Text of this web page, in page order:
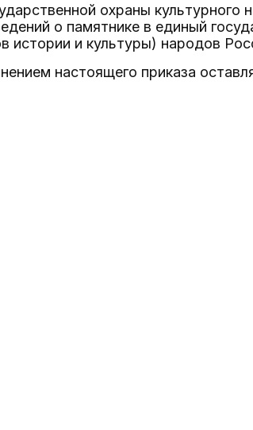
охраны
о памятнике в единый
истории и культуры) народов
настоящего приказа